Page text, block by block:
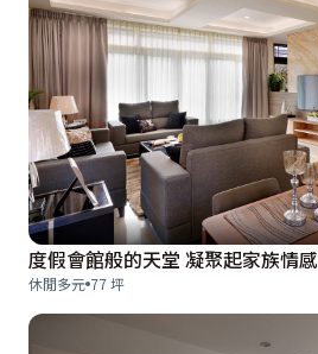
度假會館般的天堂 凝聚起家族情感
休閒多元 77 坪